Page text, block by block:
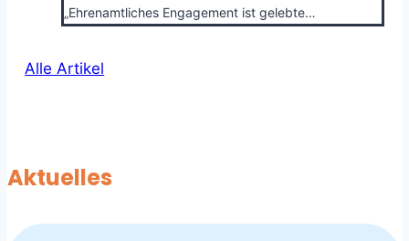
„Ehrenamtliches Engagement ist gelebte…
Alle Artikel
Aktuelles